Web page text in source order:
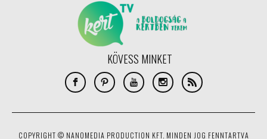
KÖVESS MINKET
COPYRIGHT © NANOMEDIA PRODUCTION KFT. MINDEN JOG FENNTARTVA